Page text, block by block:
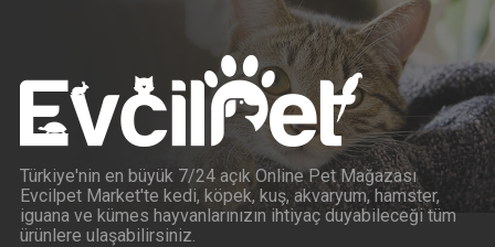
Türkiye'nin en büyük 7/24 açık Online Pet Mağazası
Evcilpet Market'te kedi, köpek, kuş, akvaryum, hamster,
iguana ve kümes hayvanlarınızın ihtiyaç duyabileceği tüm
ürünlere ulaşabilirsiniz.